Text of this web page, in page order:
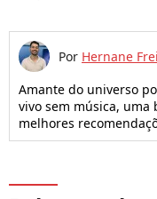
Por Hernane
Amante do universo
vivo sem música, uma
melhores